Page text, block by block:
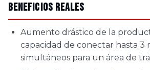
Beneficios Reales
Aumento drástico de la
capacidad de conectar hasta 3
simultáneos para un área de